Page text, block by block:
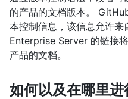
的产品的文档版本。
本控制信息，该信息允许
Enterprise Server 的链接
产品的文档。
如何以及在哪里进